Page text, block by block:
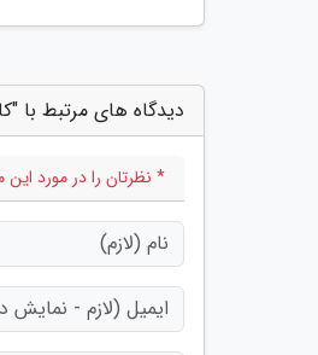
دیدگاه های مرتبط
* نظرتان را در مورد این